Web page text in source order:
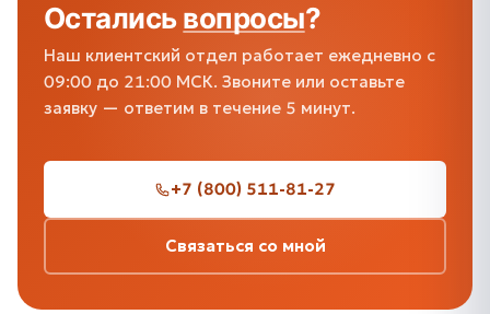
Осталисьвопросы?
Наш клиентский отдел работает ежедневно с
09:00 до 21:00 МСК. Звоните или оставьте
заявку — ответим в течение 5 минут.
+7 (800) 511-81-27
Связаться со мной